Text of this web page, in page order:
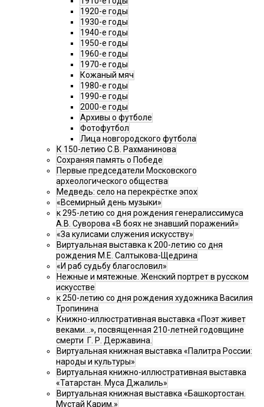
1920-е годы
1930-е годы
1940-е годы
1950-е годы
1960-е годы
1970-е годы
Кожаный мяч
1980-е годы
1990-е годы
2000-е годы
Архивы о футболе
Фотофутбол
Лица новгородского футбола
К 150-летию С.В. Рахманинова
Сохраняя память о Победе
Первые председатели Московского
археологического общества
Медведь: село на перекрёстке эпох
«Всемирный день музыки»
к 295-летию со дня рождения генералиссимуса
А.В. Суворова «В боях не знавший поражений»
«За кулисами служения искусству»
Виртуальная выставка к 200-летию со дня
рождения М.Е. Салтыкова-Щедрина
«И раб судьбу благословил»
Нежные и мятежные. Женский портрет в русском
искусстве
к 250-летию со дня рождения художника Василия
Тропинина
Книжно-иллюстративная выставка «Поэт живет
веками…», посвященная 210-летней годовщине
смерти Г. Р. Державина.
Виртуальная книжная выставка «Палитра России:
народы и культуры»
Виртуальная книжно-иллюстративная выставка
«Татарстан. Муса Джалиль»
Виртуальная книжная выставка «Башкортостан.
Мустай Карим.»